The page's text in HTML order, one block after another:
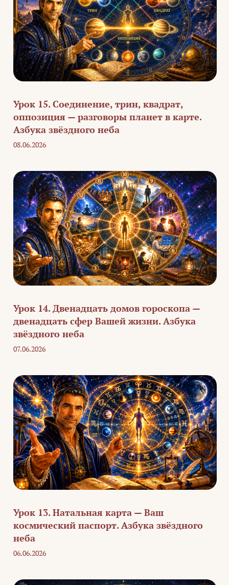
Урок 15. Соединение, трин, квадрат,
оппозиция — разговоры планет в карте.
Азбука звёздного неба
08.06.2026
Урок 14. Двенадцать домов гороскопа —
двенадцать сфер Вашей жизни. Азбука
звёздного неба
07.06.2026
Урок 13. Натальная карта — Ваш
космический паспорт. Азбука звёздного
неба
06.06.2026